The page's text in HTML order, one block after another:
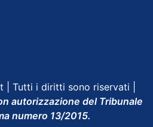
| Tutti i diritti sono riservati |
autorizzazione del Tribunale
numero 13/2015.